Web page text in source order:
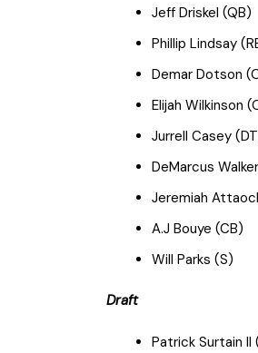
Jeff Driskel (QB)
Phillip Lindsay
Demar Dotson
Elijah Wilkinson
Jurrell Casey
DeMarcus
Jeremiah
A.J Bouye (CB)
Will Parks (S)
Draft
Patrick Surtain II